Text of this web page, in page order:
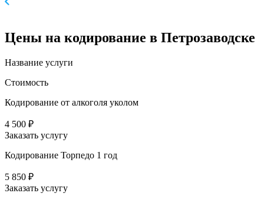
Цены на кодирование в Петрозаводске
Название услуги
Стоимость
Кодирование от алкоголя уколом
4 500 ₽
Заказать услугу
Кодирование Торпедо 1 год
5 850 ₽
Заказать услугу